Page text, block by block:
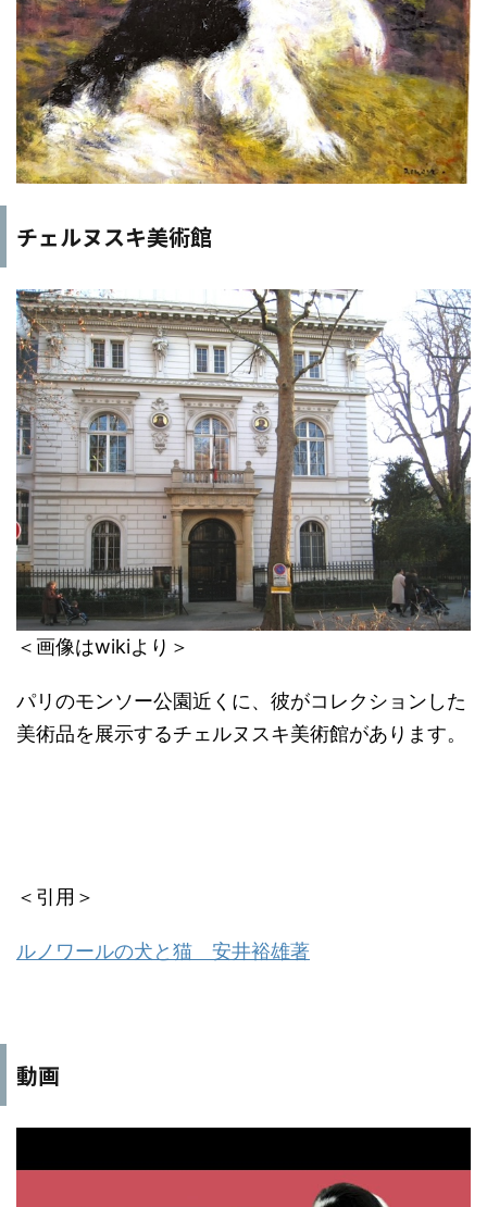
チェルヌスキ美術館
＜画像はwikiより＞
パリのモンソー公園近くに、彼がコレクションした
美術品を展示するチェルヌスキ美術館があります。
＜引用＞
ルノワールの犬と猫 安井裕雄著
動画